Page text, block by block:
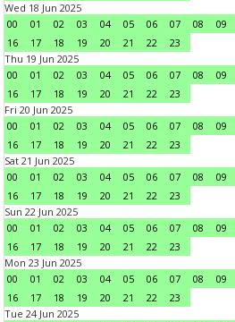
Wed 18 Jun 2025
00
01 02 03 04 05 06 07 08 09
16
17 18 19 20 21 22
23
Thu 19 Jun 2025
00
01 02 03 04 05 06 07 08 09
16
17 18 19 20 21 22
23
Fri 20 Jun 2025
00
01 02 03 04 05 06 07 08 09
16
17 18 19 20 21 22
23
Sat 21 Jun 2025
00
01 02 03 04 05 06 07 08 09
16
17 18 19 20 21 22
23
Sun 22 Jun 2025
00
01 02 03 04 05 06 07 08 09
16
17 18 19 20 21 22
23
Mon 23 Jun 2025
00
01 02 03 04 05 06 07 08 09
16
17 18 19 20 21 22
23
Tue 24 Jun 2025